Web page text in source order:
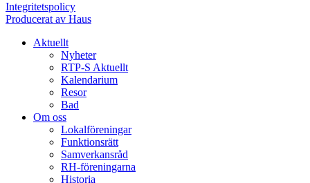
Integritetspolicy
Producerat av Haus
Aktuellt
Nyheter
RTP-S Aktuellt
Kalendarium
Resor
Bad
Om oss
Lokalföreningar
Funktionsrätt
Samverkansråd
RH-föreningarna
Historia